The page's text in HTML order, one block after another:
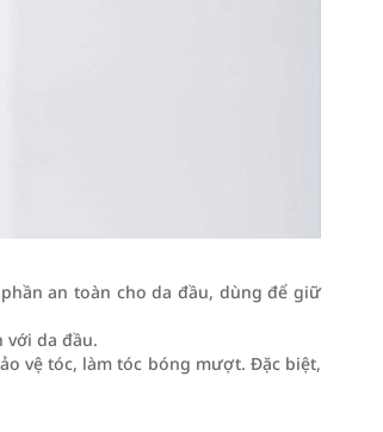
phần an toàn cho da đầu, dùng để giữ
với da đầu.
vệ tóc, làm tóc bóng mượt. Đặc biệt,